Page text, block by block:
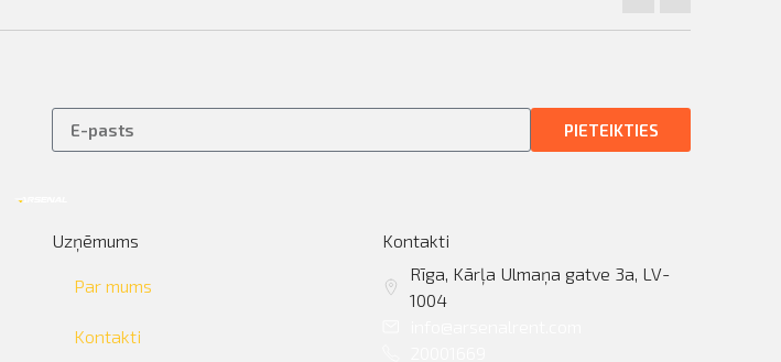
PIETEIKTIES
Uzņēmums
Par mums
Kontakti
Kontakti
Rīga, Kārļa Ulmaņa gatve 3a, LV-
1004